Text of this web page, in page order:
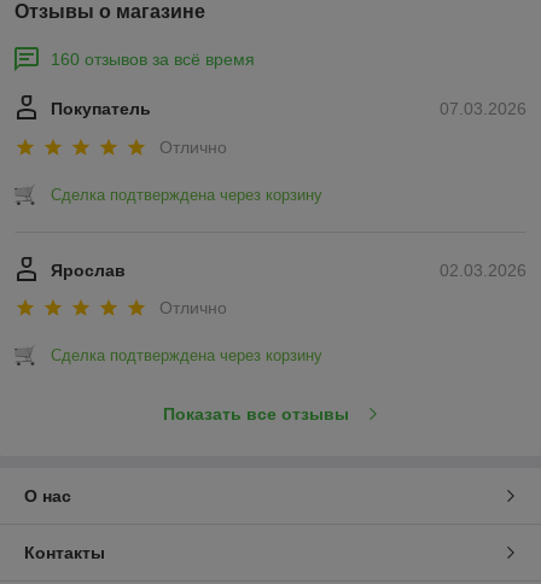
Отзывы о магазине
160 отзывов за всё время
07.03.2026
Покупатель
Отлично
Сделка подтверждена через корзину
02.03.2026
Ярослав
Отлично
Сделка подтверждена через корзину
Показать все отзывы
О нас
Контакты